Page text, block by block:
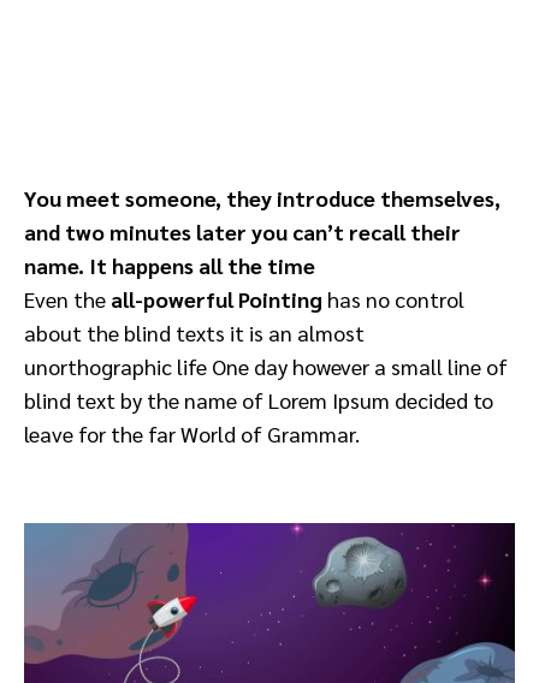
You meet someone, they introduce themselves,
and two minutes later you can’t recall their
name. It happens all the time
Even the all-powerful Pointing has no control
about the blind texts it is an almost
unorthographic life One day however a small line of
blind text by the name of Lorem Ipsum decided to
leave for the far World of Grammar.